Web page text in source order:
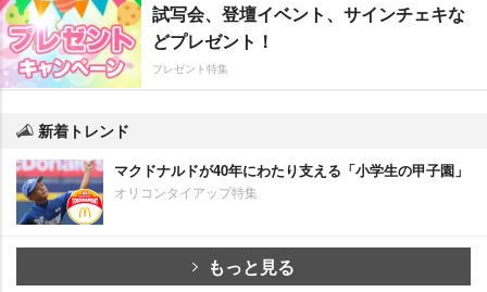
試写会、登壇イベント、サインチェキな
どプレゼント！
プレゼント特集
新着トレンド
マクドナルドが40年にわたり支える「小学生の甲子園」
オリコンタイアップ特集
もっと見る